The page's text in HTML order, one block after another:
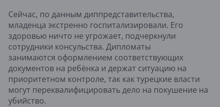
Сейчас, по данным диппредставительства,
младенца экстренно госпитализировали. Его
здоровью ничто не угрожает, подчеркнули
сотрудники консульства. Дипломаты
занимаются оформлением соответствующих
документов на ребёнка и держат ситуацию на
приоритетном контроле, так как турецкие власти
могут переквалифицировать дело на покушение на
убийство.